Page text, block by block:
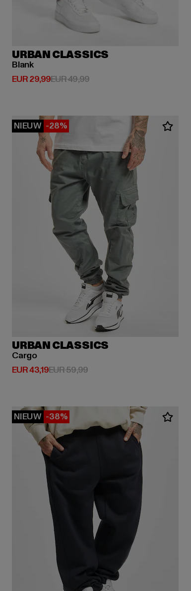
URBAN CLASSICS
Blank
EUR 29,99
Huidige prijs: EUR 29,99
EUR 49,99Actieprijs: EUR 49,99
NIEUW -28%
URBAN CLASSICS
Cargo
EUR 43,19
Huidige prijs: EUR 43,19
EUR 59,99Actieprijs: EUR 59,99
NIEUW -38%